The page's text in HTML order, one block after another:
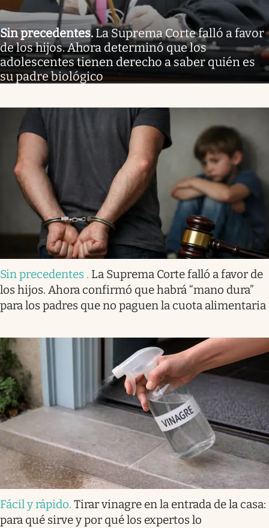
Sin precedentes.La Suprema Corte falló a favor
de los hijos. Ahora determinó que los
adolescentes tienen derecho a saber quién es
su padre biológico
Sin precedentes . La Suprema Corte falló a favor de
los hijos. Ahora confirmó que habrá “mano dura”
para los padres que no paguen la cuota alimentaria
Fácil y rápido. Tirar vinagre en la entrada de la casa:
para qué sirve y por qué los expertos lo